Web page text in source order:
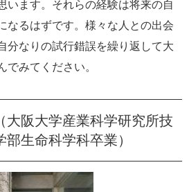
います。それらの経験は将来の自
なるはずです。様々な人との出会
分なりの試行錯誤を繰り返して大
でみてください。
阪大学産業科学研究所技
生命科学科卒業）